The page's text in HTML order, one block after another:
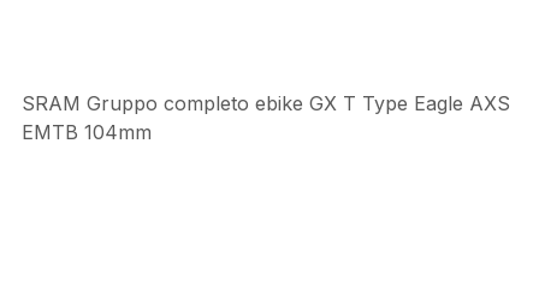
SRAM Gruppo completo ebike GX T Type Eagle AXS
EMTB 104mm